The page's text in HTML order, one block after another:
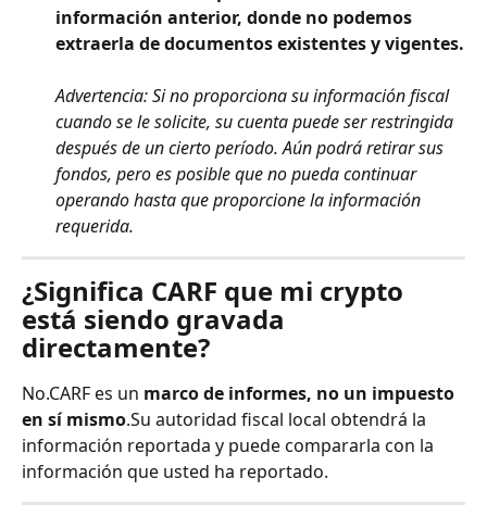
información anterior, donde no podemos
extraerla de documentos existentes y vigentes.
Advertencia: Si no proporciona su información fiscal
cuando se le solicite, su cuenta puede ser restringida
después de un cierto período. Aún podrá retirar sus
fondos, pero es posible que no pueda continuar
operando hasta que proporcione la información
requerida.
¿Significa CARF que mi crypto
está siendo gravada
directamente?
No.CARF es un marco de informes, no un impuesto
en sí mismo.Su autoridad fiscal local obtendrá la
información reportada y puede compararla con la
información que usted ha reportado.